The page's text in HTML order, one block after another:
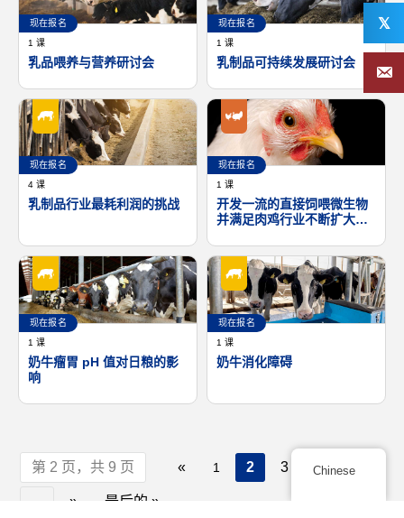
现在报名
1 课
乳品喂养与营养研讨会
现在报名
1 课
乳制品可持续发展研讨会
现在报名
4 课
乳制品行业最耗利润的挑战
现在报名
1 课
开发一流的直接饲喂微生物
并满足肉鸡行业不断扩大的
现在报名
1 课
奶牛瘤胃 pH 值对日粮的影
响
现在报名
1 课
奶牛消化障碍
第 2 页，共 9 页 « 1 2 3 4 5
» 最后的 »
𝕏
Chinese